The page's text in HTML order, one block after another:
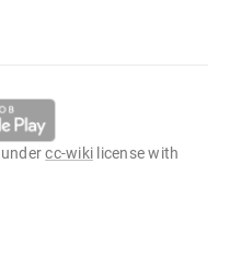
undercc-wiki license with